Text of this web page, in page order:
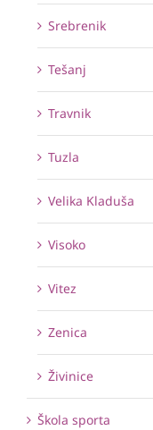
Srebrenik
Tešanj
Travnik
Tuzla
Velika Kladuša
Visoko
Vitez
Zenica
Živinice
Škola sporta